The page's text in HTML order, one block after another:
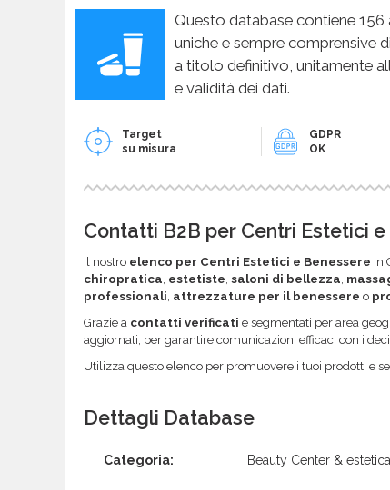
Questo database contiene 156
uniche e sempre comprensive
a titolo definitivo, unitamente
e validità dei dati.
Target
su misura
GDPR
OK
Contatti B2B per Centri Estetici
Il nostro elenco per Centri Estetici e Benessere in
chiropratica estetiste saloni di bellezza
professionali attrezzature per il benessere o
Grazie a contatti verificati e segmentati per area
aggiornati, per garantire comunicazioni efficaci con i
Utilizza questo elenco per promuovere i tuoi prodotti e
Dettagli Database
Categoria: Beauty Center & estetica